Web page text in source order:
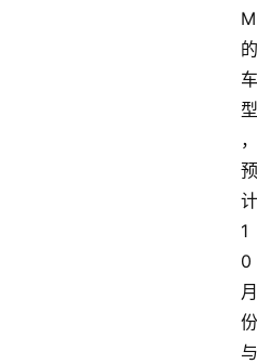
M
的
车
型
，
预
计
1
0
月
份
与